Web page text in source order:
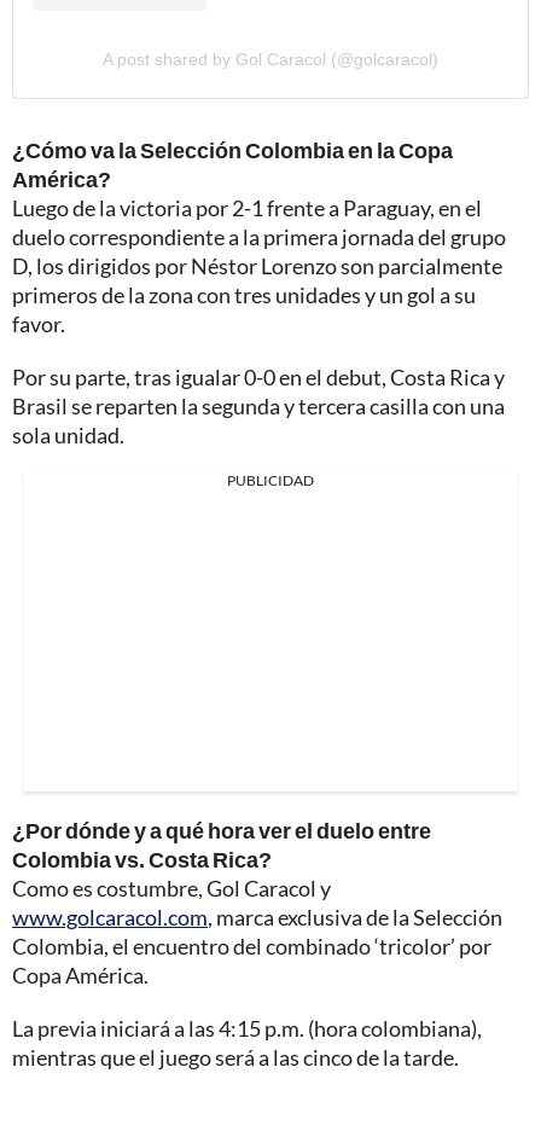
A post shared by Gol Caracol (@golcaracol)
¿Cómo va la Selección Colombia en la Copa
América?
Luego de la victoria por 2-1 frente a Paraguay, en el
duelo correspondiente a la primera jornada del grupo
D, los dirigidos por Néstor Lorenzo son parcialmente
primeros de la zona con tres unidades y un gol a su
favor.
Por su parte, tras igualar 0-0 en el debut, Costa Rica y
Brasil se reparten la segunda y tercera casilla con una
sola unidad.
PUBLICIDAD
¿Por dónde y a qué hora ver el duelo entre
Colombia vs. Costa Rica?
Como es costumbre, Gol Caracol y
www.golcaracol.com, marca exclusiva de la Selección
Colombia, el encuentro del combinado ‘tricolor’ por
Copa América.
La previa iniciará a las 4:15 p.m. (hora colombiana),
mientras que el juego será a las cinco de la tarde.